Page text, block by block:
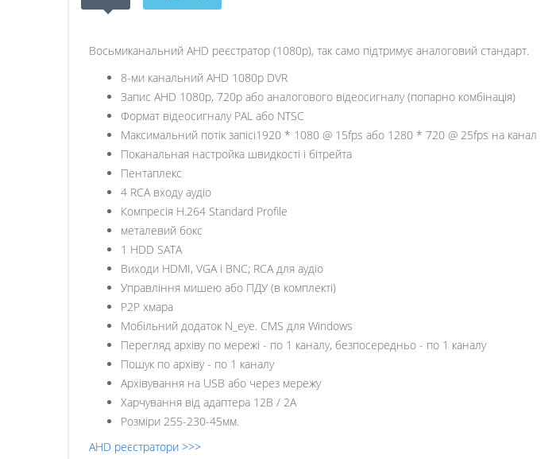
Восьмиканальний AHD реєстратор (1080p), так само підтримує аналоговий стандарт.
8-ми канальний AHD 1080р DVR
Запис AHD 1080р, 720р або аналогового відеосигналу (попарно комбінація)
Формат відеосигналу PAL або NTSC
Максимальний потік запісі1920 * 1080 @ 15fps або 1280 * 720 @ 25fps на канал
Поканальная настройка швидкості і бітрейта
Пентаплекс
4 RCA входу аудіо
Компресія H.264 Standard Profile
металевий бокс
1 HDD SATA
Виходи HDMI, VGA і BNC; RCA для аудіо
Управління мишею або ПДУ (в комплекті)
Р2Р хмара
Мобільний додаток N_eye. CMS для Windows
Перегляд архіву по мережі - по 1 каналу, безпосередньо - по 1 каналу
Пошук по архіву - по 1 каналу
Архівування на USB або через мережу
Харчування від адаптера 12В / 2A
Розміри 255-230-45мм.
AHD реєстратори >>>